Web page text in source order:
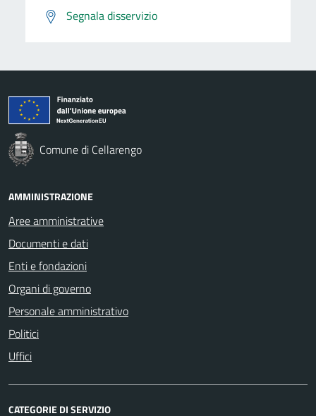
Segnala disservizio
Comune di Cellarengo
AMMINISTRAZIONE
Aree amministrative
Documenti e dati
Enti e fondazioni
Organi di governo
Personale amministrativo
Politici
Uffici
CATEGORIE DI SERVIZIO